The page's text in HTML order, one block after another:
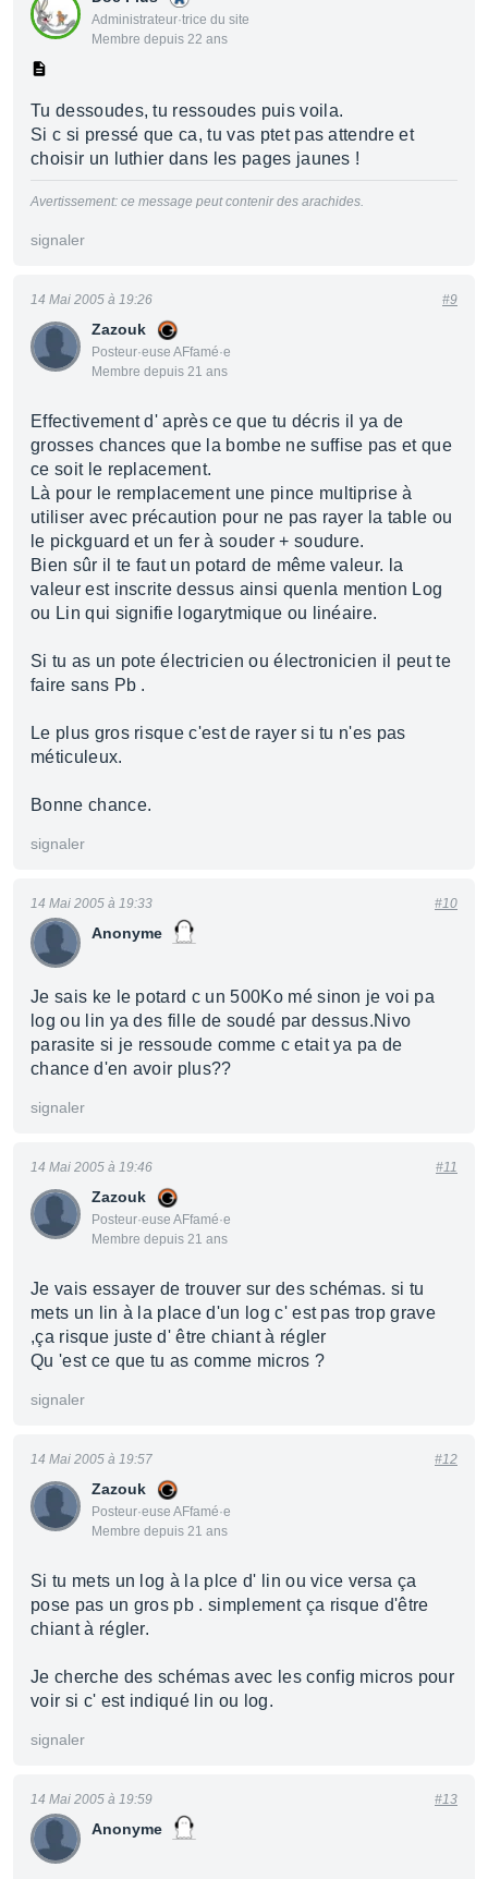
Administrateur·trice du site
Membre depuis 22 ans
Tu dessoudes, tu ressoudes puis voila.
Si c si pressé que ca, tu vas ptet pas attendre et
choisir un luthier dans les pages jaunes !
Avertissement: ce message peut contenir des arachides.
signaler
Zazouk
Posteur·euse AFfamé·e
Membre depuis 21 ans
14 Mai 2005 à 19:26 #9
Effectivement d' après ce que tu décris il ya de
grosses chances que la bombe ne suffise pas et que
ce soit le replacement.
Là pour le remplacement une pince multiprise à
utiliser avec précaution pour ne pas rayer la table ou
le pickguard et un fer à souder + soudure.
Bien sûr il te faut un potard de même valeur. la
valeur est inscrite dessus ainsi quenla mention Log
ou Lin qui signifie logarytmique ou linéaire.
Si tu as un pote électricien ou électronicien il peut te
faire sans Pb .
Le plus gros risque c'est de rayer si tu n'es pas
méticuleux.
Bonne chance.
signaler
Anonyme
14 Mai 2005 à 19:33 #10
Je sais ke le potard c un 500Ko mé sinon je voi pa
log ou lin ya des fille de soudé par dessus.Nivo
parasite si je ressoude comme c etait ya pa de
chance d'en avoir plus??
signaler
Zazouk
Posteur·euse AFfamé·e
Membre depuis 21 ans
14 Mai 2005 à 19:46 #11
Je vais essayer de trouver sur des schémas. si tu
mets un lin à la place d'un log c' est pas trop grave
,ça risque juste d' être chiant à régler
Qu 'est ce que tu as comme micros ?
signaler
Zazouk
Posteur·euse AFfamé·e
Membre depuis 21 ans
14 Mai 2005 à 19:57 #12
Si tu mets un log à la plce d' lin ou vice versa ça
pose pas un gros pb . simplement ça risque d'être
chiant à régler.
Je cherche des schémas avec les config micros pour
voir si c' est indiqué lin ou log.
signaler
Anonyme
14 Mai 2005 à 19:59 #13